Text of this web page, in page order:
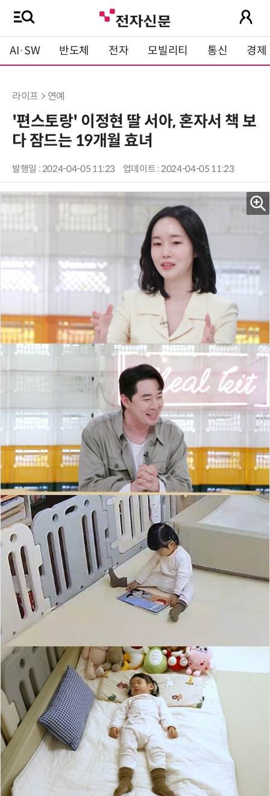
AI·SW 반도체 전자 모빌리티 통신 경제
라이프 > 연예
'편스토랑' 이정현 딸 서아, 혼자서 책 보
다 잠드는 19개월 효녀
발행일 : 2024-04-05 11:23 업데이트 : 2024-04-05 11:23